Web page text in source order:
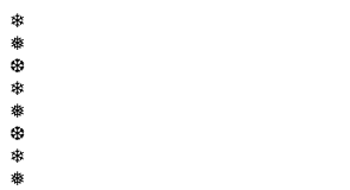
❄
❅
❆
❄
❅
❆
❄
❅